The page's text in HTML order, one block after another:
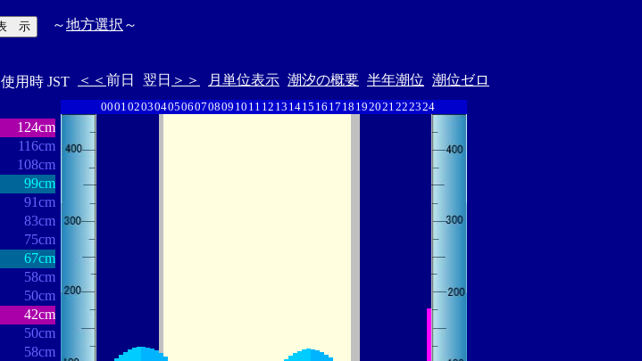
～地方選択 ～
使用時 JST ＜＜ 前日 翌日 ＞＞ 月単位表示 潮汐の概要 半年潮位 潮位ゼロ
124cm
116cm
108cm
99cm
91cm
83cm
75cm
67cm
58cm
50cm
42cm
50cm
58cm
00010203040506070809 10 11 12 13 1415 16 17 18 192021222324